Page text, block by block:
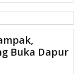
Pagang Buka
Buka Dapur